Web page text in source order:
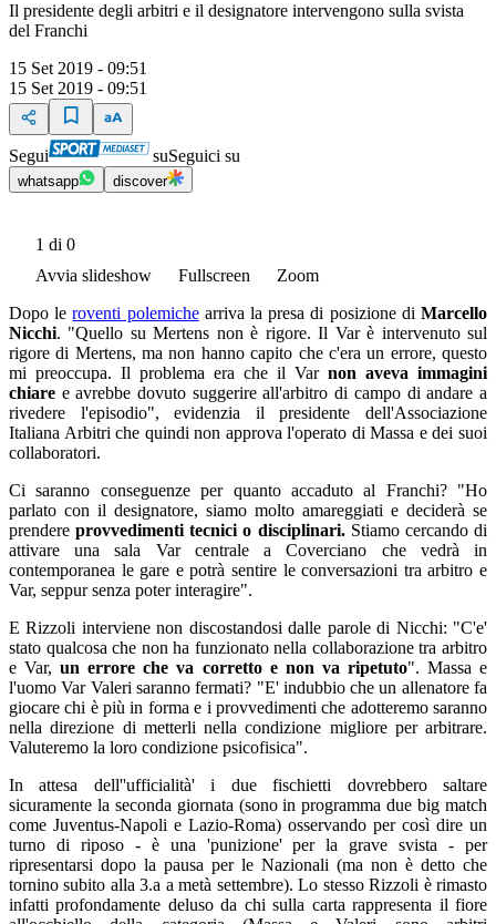
Il presidente degli arbitri e il designatore intervengono sulla svista
del Franchi
15 Set 2019 - 09:51
15 Set 2019 - 09:51
Segui suSeguici su
whatsapp discover
1 di 0
Avvia slideshow
Fullscreen
Zoom
Dopo leroventi polemichearriva la presa di posizione diMarcello
Nicchi. "Quello su Mertens non è rigore. Il Var è intervenuto sul
rigore di Mertens, ma non hanno capito che c'era un errore, questo
mi preoccupa. Il problema era che il Varnon aveva immagini
chiare e avrebbe dovuto suggerire all'arbitro di campo di andare a
rivedere l'episodio", evidenzia il presidente dell'Associazione
Italiana Arbitri che quindi non approva l'operato di Massa e dei suoi
collaboratori.
Ci saranno conseguenze per quanto accaduto al Franchi? "Ho
parlato con il designatore, siamo molto amareggiati e deciderà se
prendereprovvedimenti tecnici o disciplinari.Stiamo cercando di
attivare una sala Var centrale a Coverciano che vedrà in
contemporanea le gare e potrà sentire le conversazioni tra arbitro e
Var, seppur senza poter interagire".
E Rizzoli interviene non discostandosi dalle parole di Nicchi: "C'e'
stato qualcosa che non ha funzionato nella collaborazione tra arbitro
e Var,un errore che va corretto e non va ripetuto". Massa e
l'uomo Var Valeri saranno fermati? "E' indubbio che un allenatore fa
giocare chi è più in forma e i provvedimenti che adotteremo saranno
nella direzione di metterli nella condizione migliore per arbitrare.
Valuteremo la loro condizione psicofisica".
In attesa dell''ufficialità' i due fischietti
dovrebbero saltare
sicuramente la seconda giornata (sono in programma due big match
come Juventus-Napoli e Lazio-Roma) osservando per così dire un
turno di riposo - è una 'punizione' per la grave svista - per
ripresentarsi dopo la pausa per le Nazionali (ma non è detto che
tornino subito alla 3.a a metà settembre). Lo stesso Rizzoli è rimasto
infatti profondamente deluso da chi sulla carta rappresenta il fiore